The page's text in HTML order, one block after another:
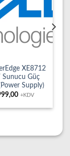
XE8712
Sunucu Güç
Supply)
+KDV